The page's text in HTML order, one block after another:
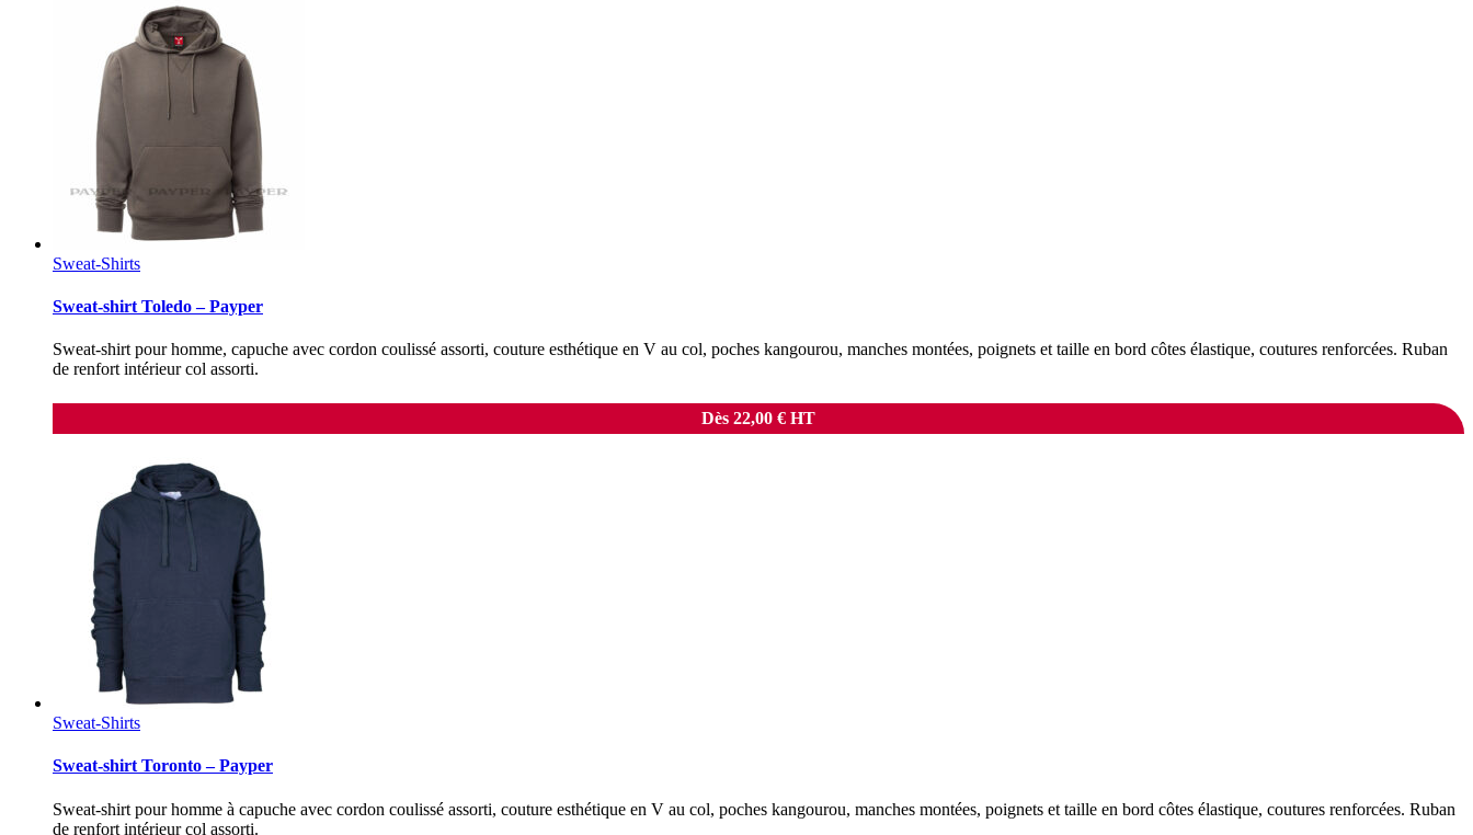
Sweat-Shirts
Sweat-shirt Toledo – Payper
Sweat-shirt pour homme, capuche avec cordon coulissé assorti, couture esthétique en V au col, poches kangourou, manches montées, poignets et taille en bord côtes élastique, coutures renforcées. Ruban
de renfort intérieur col assorti.
Dès 22,00 € HT
Sweat-Shirts
Sweat-shirt Toronto – Payper
Sweat-shirt pour homme à capuche avec cordon coulissé assorti, couture esthétique en V au col, poches kangourou, manches montées, poignets et taille en bord côtes élastique, coutures renforcées. Ruban
de renfort intérieur col assorti.